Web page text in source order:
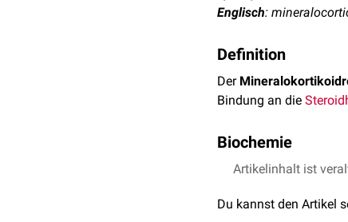
Englisch:
Definition
Der
Bindung an die
Biochemie
Der
Durch Aktivierung des
Artikelinhalt ist
Du kannst den Artikel